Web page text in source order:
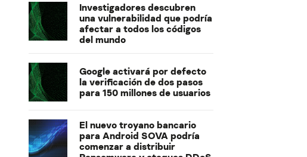
Investigadores descubren
una vulnerabilidad que podría
afectar a todos los códigos
del mundo
Google activará por defecto
la verificación de dos pasos
para 150 millones de usuarios
El nuevo troyano bancario
para Android SOVA podría
comenzar a distribuir